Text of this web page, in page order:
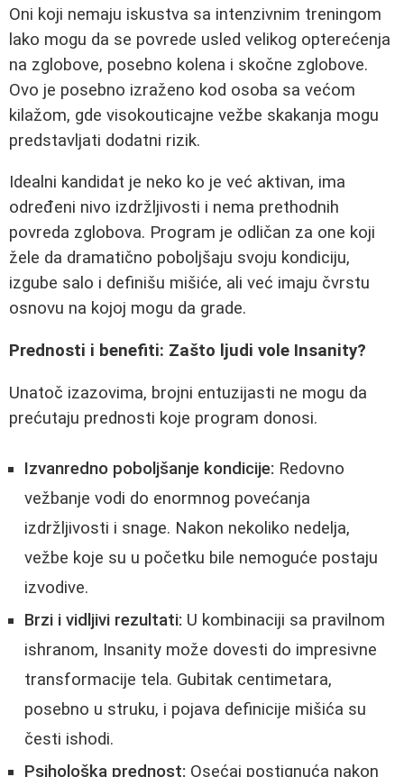
Oni koji nemaju iskustva sa intenzivnim treningom
lako mogu da se povrede usled velikog opterećenja
na zglobove, posebno kolena i skočne zglobove.
Ovo je posebno izraženo kod osoba sa većom
kilažom, gde visokouticajne vežbe skakanja mogu
predstavljati dodatni rizik.
Idealni kandidat je neko ko je već aktivan, ima
određeni nivo izdržljivosti i nema prethodnih
povreda zglobova. Program je odličan za one koji
žele da dramatično poboljšaju svoju kondiciju,
izgube salo i definišu mišiće, ali već imaju čvrstu
osnovu na kojoj mogu da grade.
Prednosti i benefiti: Zašto ljudi vole Insanity?
Unatoč izazovima, brojni entuzijasti ne mogu da
prećutaju prednosti koje program donosi.
Izvanredno poboljšanje kondicije: Redovno
vežbanje vodi do enormnog povećanja
izdržljivosti i snage. Nakon nekoliko nedelja,
vežbe koje su u početku bile nemoguće postaju
izvodive.
Brzi i vidljivi rezultati: U kombinaciji sa pravilnom
ishranom, Insanity može dovesti do impresivne
transformacije tela. Gubitak centimetara,
posebno u struku, i pojava definicije mišića su
česti ishodi.
Psihološka prednost: Osećaj postignuća nakon